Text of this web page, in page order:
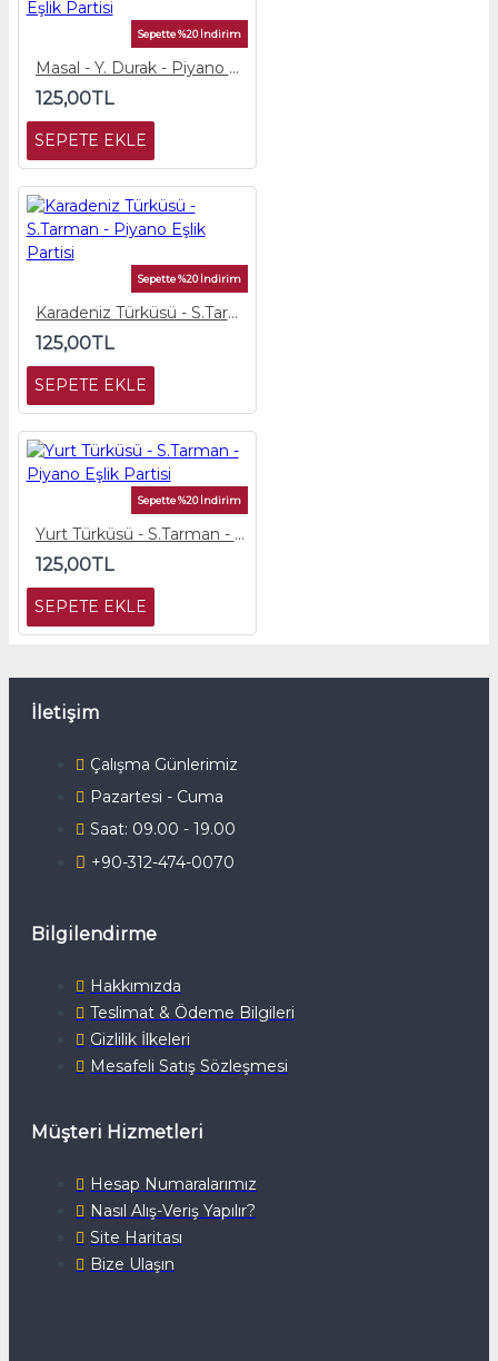
Sepette %20 İndirim
Masal - Y. Durak - Piyano Eşlik Partisi
125,00TL
SEPETE EKLE
Sepette %20 İndirim
Karadeniz Türküsü - S.Tarman - Piyano Eşlik Partisi
125,00TL
SEPETE EKLE
Sepette %20 İndirim
Yurt Türküsü - S.Tarman - Piyano Eşlik Partisi
125,00TL
SEPETE EKLE
İletişim
Çalışma Günlerimiz
Pazartesi - Cuma
Saat: 09.00 - 19.00
+90-312-474-0070
Bilgilendirme
Hakkımızda
Teslimat & Ödeme Bilgileri
Gizlilik İlkeleri
Mesafeli Satış Sözleşmesi
Müşteri Hizmetleri
Hesap Numaralarımız
Nasıl Alış-Veriş Yapılır?
Site Haritası
Bize Ulaşın